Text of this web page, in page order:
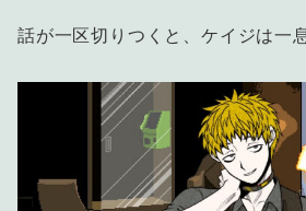
話が一区切りつくと、ケイジは一